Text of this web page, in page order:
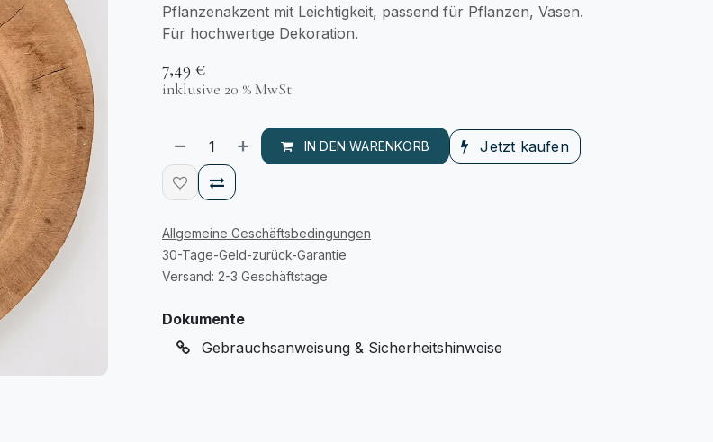
Pflanzenakzent mit Leichtigkeit, passend für Pflanzen, Vasen.
Für hochwertige Dekoration.
7,49 €
inklusive 20 % MwSt.
IN DEN WARENKORB Jetzt kaufen
Allgemeine Geschäftsbedingungen
30-Tage-Geld-zurück-Garantie
Versand: 2-3 Geschäftstage
Dokumente
Gebrauchsanweisung & Sicherheitshinweise